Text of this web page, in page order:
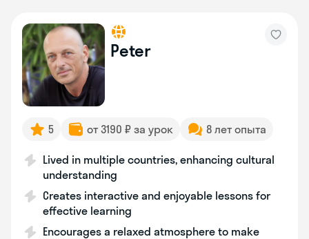
Peter
5 от 3190 ₽ за урок 8 лет опыта
Lived in multiple countries, enhancing cultural
understanding
Creates interactive and enjoyable lessons for
effective learning
Encourages a relaxed atmosphere to make